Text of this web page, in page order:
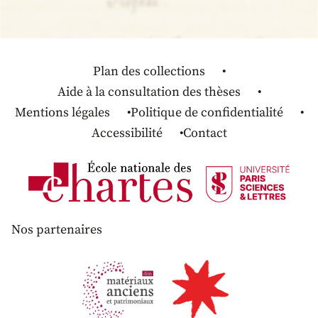
Plan des collections
Aide à la consultation des thèses
Mentions légales
Politique de confidentialité
Accessibilité
Contact
Nos partenaires